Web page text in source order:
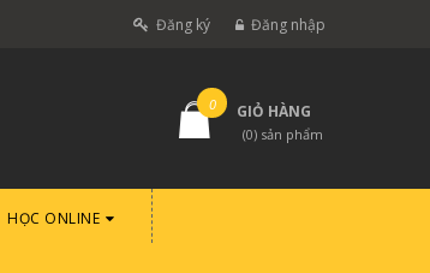
Đăng ký Đăng nhập
0 GIỎ HÀNG
(0) sản phẩm
HỌC ONLINE